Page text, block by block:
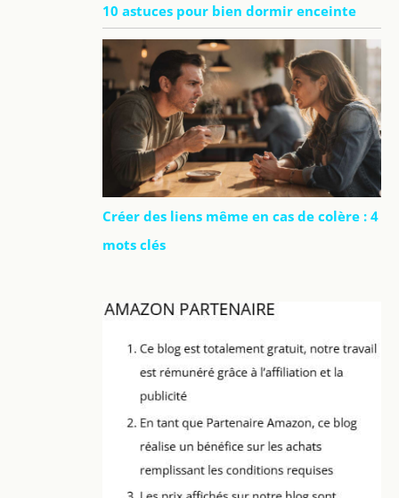
10 astuces pour bien dormir enceinte
Créer des liens même en cas de colère : 4
mots clés